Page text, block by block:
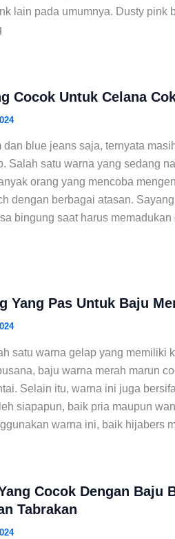
lain pada umumnya. Dusty pink
Cocok Untuk Celana
blue jeans saja, ternyata
Salah satu warna yang sedang
orang yang mencoba
dengan berbagai atasan.
bingung saat harus memadukan
Yang Pas Untuk Baju
satu warna gelap yang memiliki
baju warna merah marun
Selain itu, warna ini juga
siapapun, baik pria maupun
warna ini, baik hijabers
Cocok Dengan Baju
Tabrakan